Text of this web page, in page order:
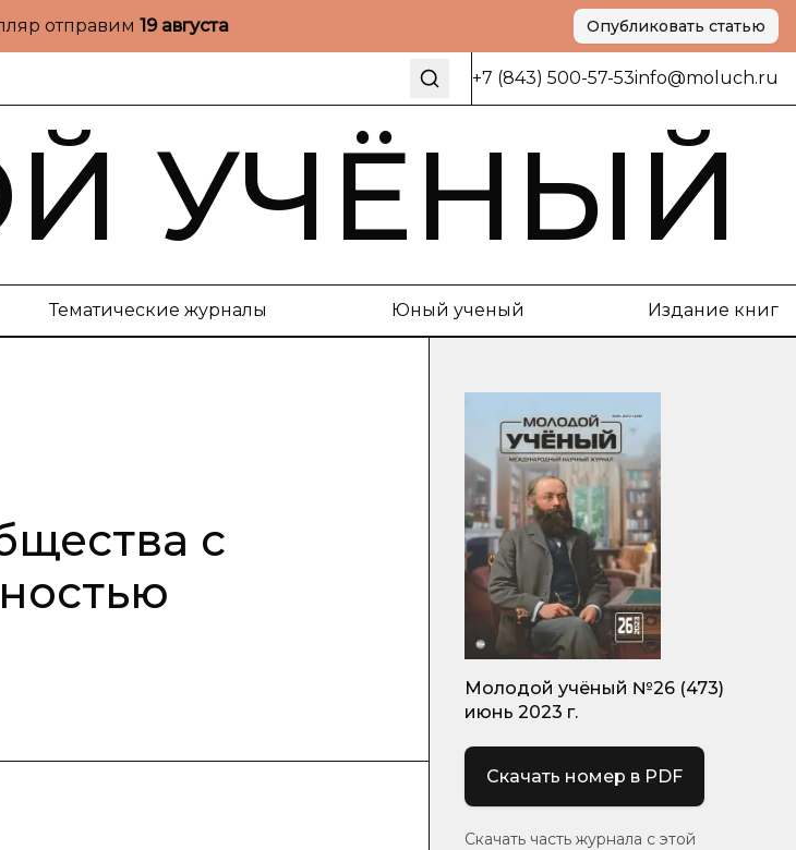
отправим 19 августа Опубликовать статью
+7 (843) 500-57-53info@moluch.ru
УЧЁНЫЙ
Тематические журналы Юный ученый Издание книг
с
Молодой учёный №26 (473)
июнь 2023 г.
Скачать номер в PDF
Скачать часть журнала с этой